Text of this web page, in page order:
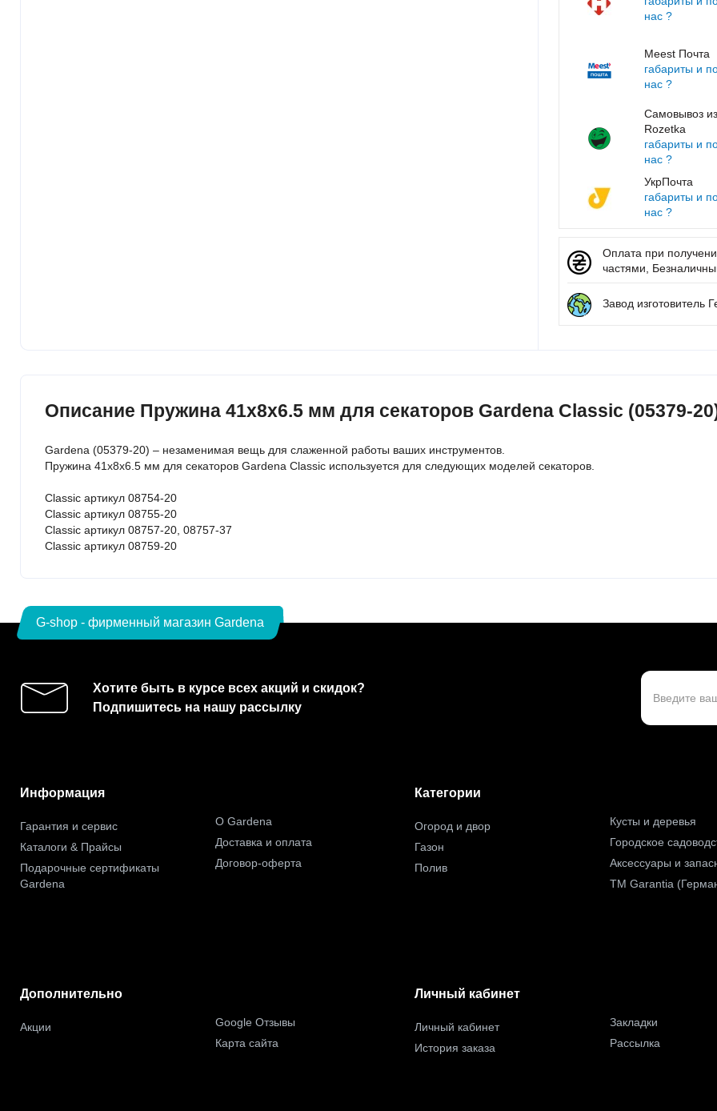
нас ?
Meest Почта
габариты и
нас ?
Самовывоз
Rozetka
габариты и
нас ?
УкрПочта
габариты и
нас ?
Оплата при
частями,
Завод изготовитель
Описание Пружина 41х8х6.5 мм для секаторов Gardena Classic (05379-
Gardena (05379-20) – незаменимая вещь для слаженной работы ваших инструментов.
Пружина 41х8х6.5 мм для секаторов Gardena Classic используется для следующих моделей секаторов.
Classic артикул 08754-20
Classic артикул 08755-20
Classic артикул 08757-20, 08757-37
Classic артикул 08759-20
G-shop - фирменный магазин Gardena
Хотите быть в курсе всех акций и скидок?
Подпишитесь на нашу рассылку
Информация
Гарантия и сервис
Каталоги & Прайсы
Подарочные сертификаты
Gardena
О Gardena
Доставка и оплата
Договор-оферта
Категории
Огород и двор
Газон
Полив
Кусты и деревья
Городское
Аксессуары и
TM Garantia
Дополнительно
Акции
Google Отзывы
Карта сайта
Личный кабинет
Личный кабинет
История заказа
Закладки
Рассылка